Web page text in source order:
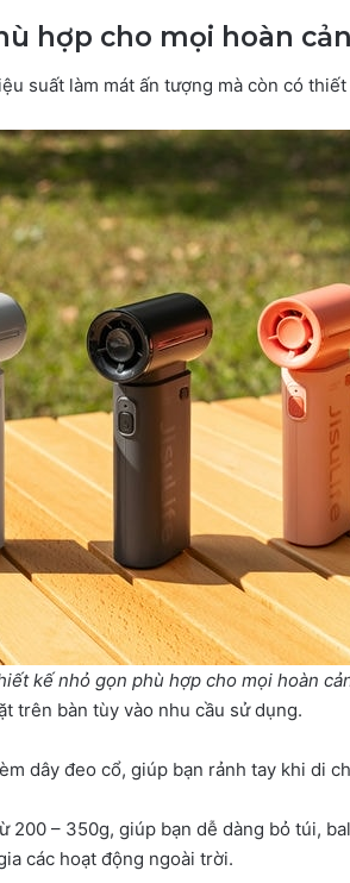
hợp cho mọi hoàn
suất làm mát ấn tượng mà còn có
kế nhỏ gọn phù hợp cho mọi hoàn
trên bàn tùy vào nhu cầu sử dụng.
dây đeo cổ, giúp bạn rảnh tay khi di
200 – 350g, giúp bạn dễ dàng bỏ túi,
các hoạt động ngoài trời.